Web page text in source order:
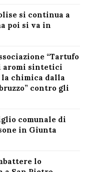
si continua a
poi si va in
“Tartufo
aromi sintetici
la chimica dalla
contro gli
comunale di
in Giunta
lo